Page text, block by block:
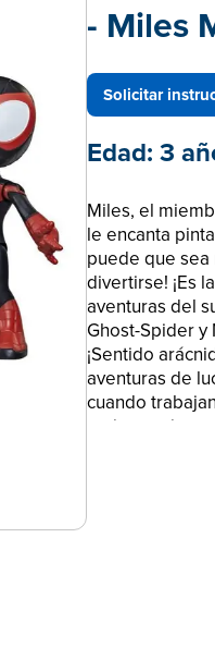
- Miles
Solicitar
Edad: 3
Miles, el
le encanta
puede que sea
divertirse! ¡Es
aventuras del
Ghost-Spider
¡Sentido
aventuras de
cuando
mejor equipo
MARVEL.
su Tecno-